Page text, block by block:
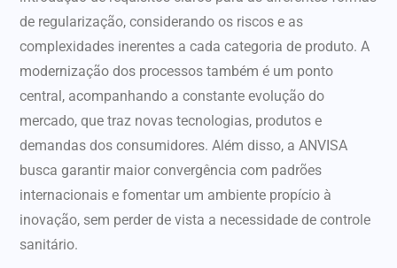
de regularização, considerando os riscos e as
complexidades inerentes a cada categoria de produto. A
modernização dos processos também é um ponto
central, acompanhando a constante evolução do
mercado, que traz novas tecnologias, produtos e
demandas dos consumidores. Além disso, a ANVISA
busca garantir maior convergência com padrões
internacionais e fomentar um ambiente propício à
inovação, sem perder de vista a necessidade de controle
sanitário.